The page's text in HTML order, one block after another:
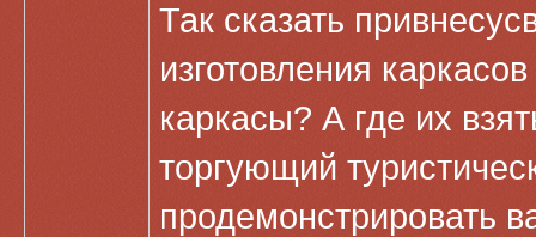
Так сказать
изготовления
каркасы? А где их
торгующий
продемонстрировать